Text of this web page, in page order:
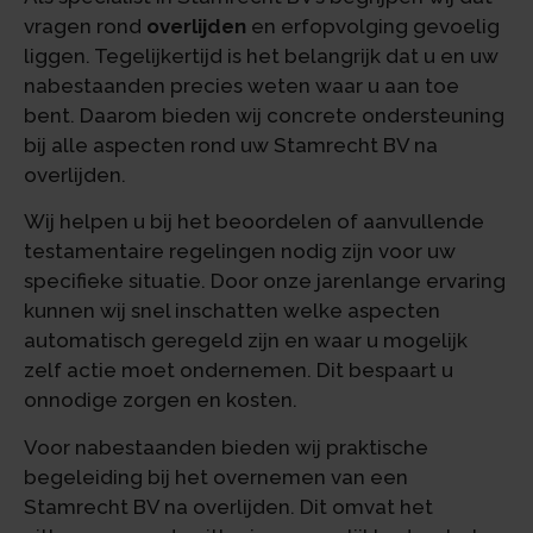
vragen rond overlijden en erfopvolging gevoelig
liggen. Tegelijkertijd is het belangrijk dat u en uw
nabestaanden precies weten waar u aan toe
bent. Daarom bieden wij concrete ondersteuning
bij alle aspecten rond uw Stamrecht BV na
overlijden.
Wij helpen u bij het beoordelen of aanvullende
testamentaire regelingen nodig zijn voor uw
specifieke situatie. Door onze jarenlange ervaring
kunnen wij snel inschatten welke aspecten
automatisch geregeld zijn en waar u mogelijk
zelf actie moet ondernemen. Dit bespaart u
onnodige zorgen en kosten.
Voor nabestaanden bieden wij praktische
begeleiding bij het overnemen van een
Stamrecht BV na overlijden. Dit omvat het